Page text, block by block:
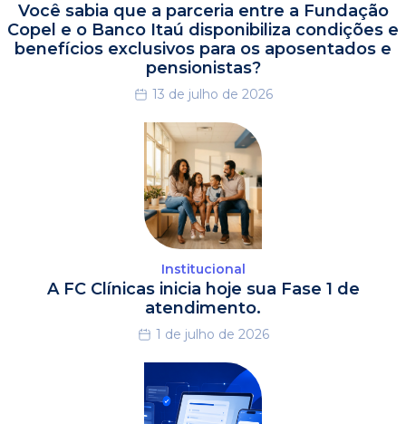
Você sabia que a parceria entre a Fundação
Copel e o Banco Itaú disponibiliza condições e
benefícios exclusivos para os aposentados e
pensionistas?
13 de julho de 2026
Institucional
A FC Clínicas inicia hoje sua Fase 1 de
atendimento.
1 de julho de 2026